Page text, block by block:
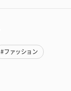
#ファッション